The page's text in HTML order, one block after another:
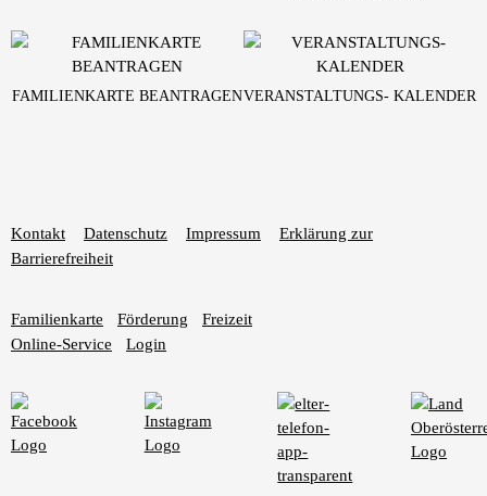
Kontakt Datenschutz Impressum
Erklärung zur
Barrierefreiheit
Familienkarte Förderung
Freizeit
Online-Service
Login
FAMILIENKARTE BEANTRAGENVERANSTALTUNGS- KALENDER